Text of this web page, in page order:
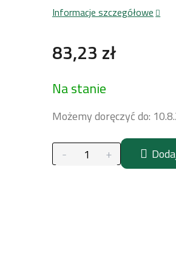
83,23 zł
jednostkowa:
Na stanie
Możemy doręczyć do:
Informacje szczegółowe